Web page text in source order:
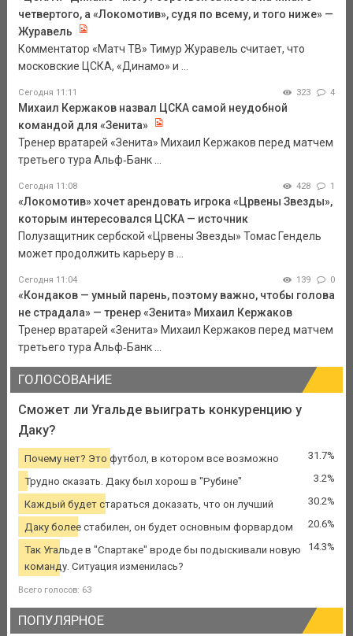
четвертого, а «Локомотив», судя по всему, и того ниже» —
Журавель
Комментатор «Матч ТВ» Тимур Журавель считает, что
московские ЦСКА, «Динамо» и ...
Сегодня 11:11 323 4
Михаил Кержаков назвал ЦСКА самой неудобной
командой для «Зенита»
Тренер вратарей «Зенита» Михаил Кержаков перед матчем
третьего тура Альф‑Банк ...
Сегодня 11:08 428 1
«Локомотив» хочет арендовать игрока «Црвены Звезды»,
которым интересовался ЦСКА — источник
Полузащитник сербской «Црвены Звезды» Томас Гендель
может продолжить карьеру в ...
Сегодня 11:04 139 0
«Кондаков — умный парень, поэтому важно, чтобы голова
не страдала» — тренер «Зенита» Михаил Кержаков
Тренер вратарей «Зенита» Михаил Кержаков перед матчем
третьего тура Альф‑Банк ...
ГОЛОСОВАНИЕ
Сможет ли Угальде выиграть конкуренцию у
Даку?
Почему нет? Это футбол, в котором все возможно 31.7%
Трудно сказать. Даку был хорош в "Рубине" 3.2%
Каждый будет стараться доказать, что он лучший 30.2%
Даку более стабилен, он будет основным форвардом 20.6%
Так Угальде в "Спартаке" вроде бы подыскивали новую
команду. Ситуация изменилась?
14.3%
Всего голосов: 63
ПОПУЛЯРНОЕ